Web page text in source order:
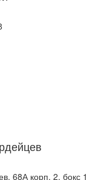
68А корп. 2, бокс 1